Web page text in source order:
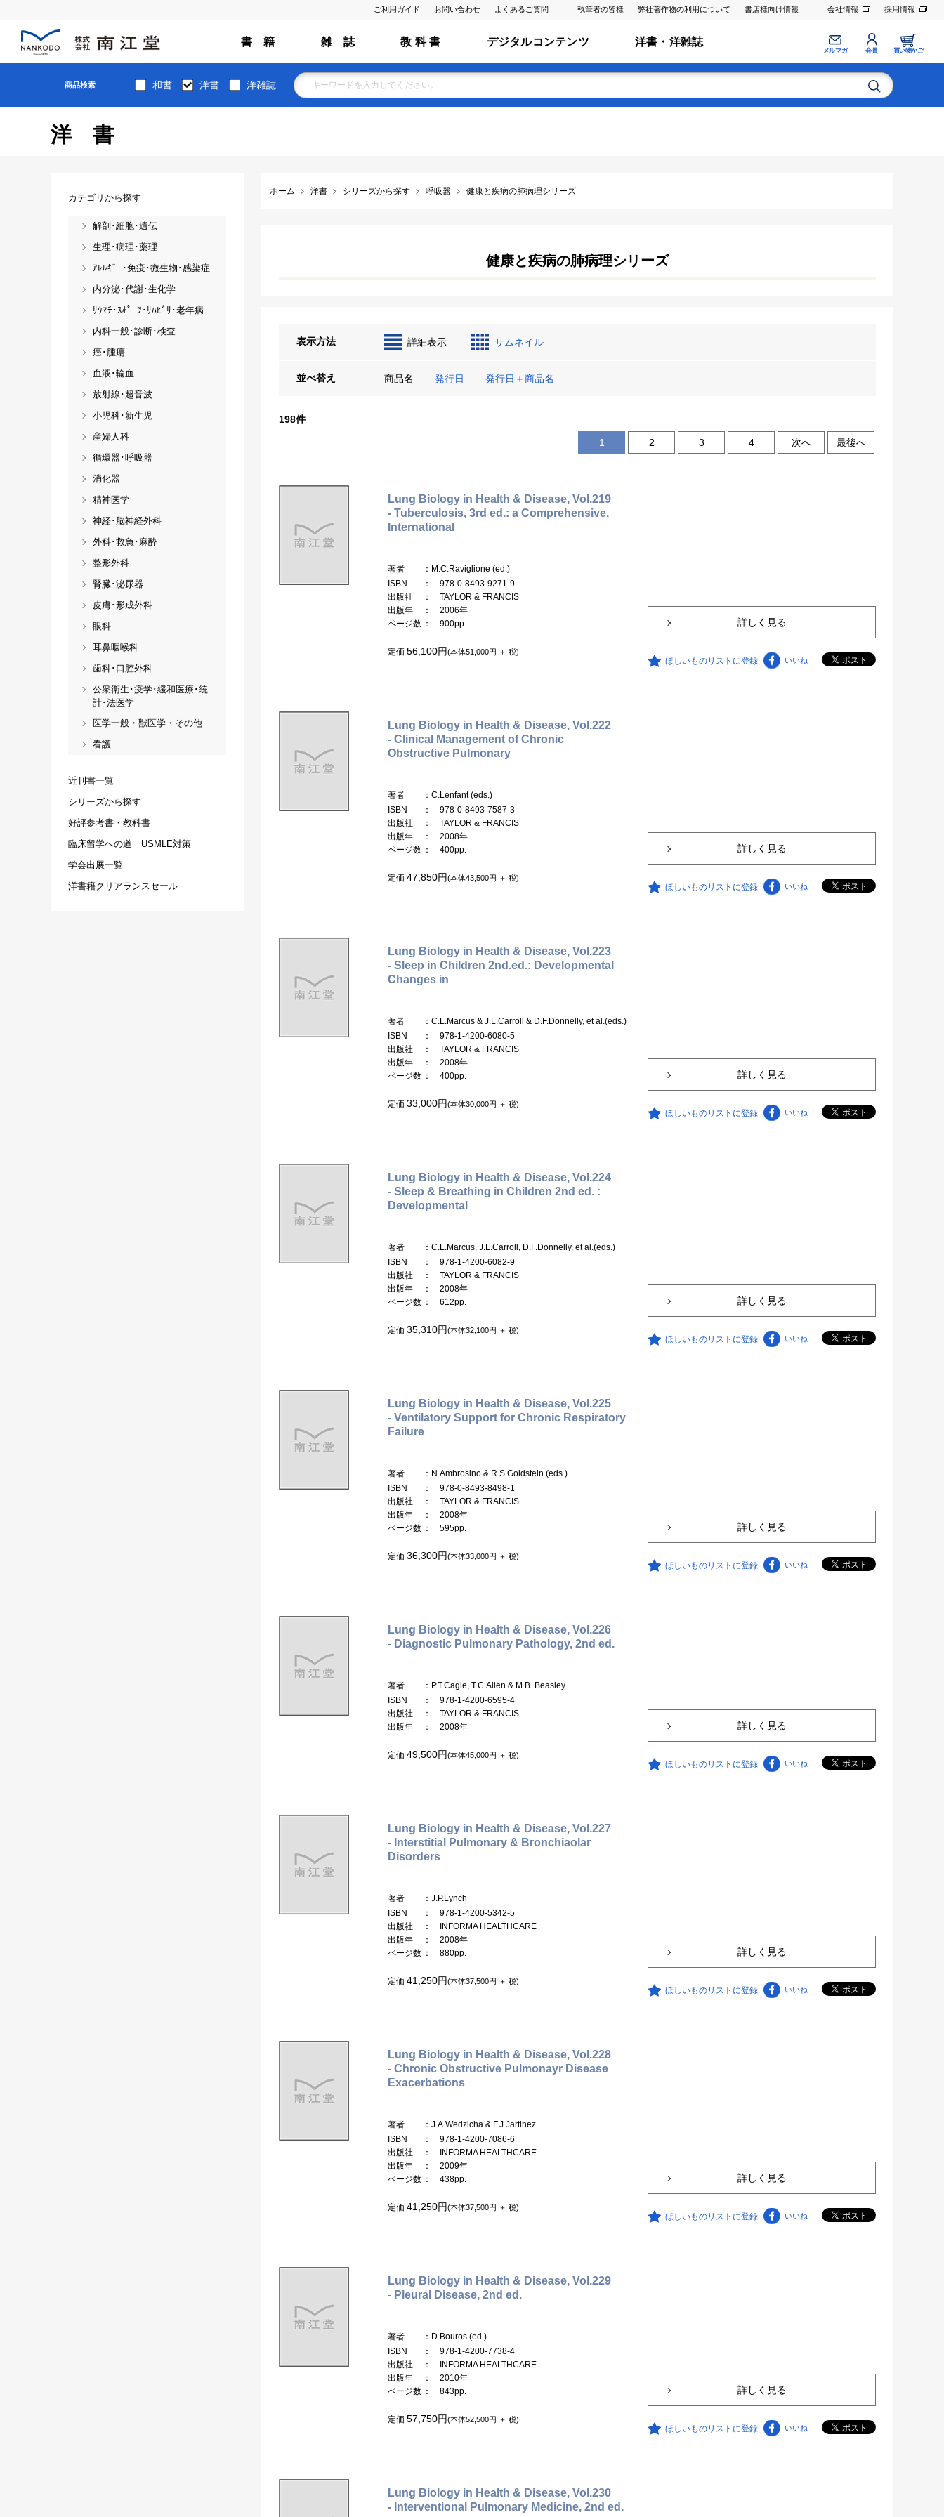
ご利用ガイド お問い合わせ よくあるご質問 執筆者の皆様 弊社著作物の利用について 書店様向け情報 会社情報 採用情報
書 籍 雑 誌 教 科 書 デジタルコンテンツ 洋書・洋雑誌
メルマガ 会員 買い物かご
商品検索 和書 洋書 洋雑誌
洋書
ホーム 洋書 シリーズから探す 呼吸器 健康と疾病の肺病理シリーズ
健康と疾病の肺病理シリーズ
表示方法 詳細表示 サムネイル
並べ替え 商品名 発行日 発行日＋商品名
198件
1 2 3 4 次へ 最後へ
Lung Biology in Health & Disease, Vol.219
- Tuberculosis, 3rd ed.: a Comprehensive,
International
著者
：M.C.Raviglione (ed.)
ISBN
： 978-0-8493-9271-9
出版社
： TAYLOR & FRANCIS
出版年
： 2006年
ページ数 ： 900pp.
定価 56,100円(本体51,000円 ＋ 税)
詳しく見る
ほしいものリストに登録 いいね
Lung Biology in Health & Disease, Vol.222
- Clinical Management of Chronic
Obstructive Pulmonary
著者
：C.Lenfant (eds.)
ISBN
： 978-0-8493-7587-3
出版社
： TAYLOR & FRANCIS
出版年
： 2008年
ページ数 ： 400pp.
定価 47,850円(本体43,500円 ＋ 税)
詳しく見る
ほしいものリストに登録 いいね
Lung Biology in Health & Disease, Vol.223
- Sleep in Children 2nd.ed.: Developmental
Changes in
著者
：C.L.Marcus & J.L.Carroll & D.F.Donnelly, et al.(eds.)
ISBN
： 978-1-4200-6080-5
出版社
： TAYLOR & FRANCIS
出版年
： 2008年
ページ数 ： 400pp.
定価 33,000円(本体30,000円 ＋ 税)
詳しく見る
ほしいものリストに登録 いいね
Lung Biology in Health & Disease, Vol.224
- Sleep & Breathing in Children 2nd ed. :
Developmental
著者
：C.L.Marcus, J.L.Carroll, D.F.Donnelly, et al.(eds.)
ISBN
： 978-1-4200-6082-9
出版社
： TAYLOR & FRANCIS
出版年
： 2008年
ページ数 ： 612pp.
定価 35,310円(本体32,100円 ＋ 税)
詳しく見る
ほしいものリストに登録 いいね
Lung Biology in Health & Disease, Vol.225
- Ventilatory Support for Chronic Respiratory
Failure
著者
：N.Ambrosino & R.S.Goldstein (eds.)
ISBN
： 978-0-8493-8498-1
出版社
： TAYLOR & FRANCIS
出版年
： 2008年
ページ数 ： 595pp.
定価 36,300円(本体33,000円 ＋ 税)
詳しく見る
ほしいものリストに登録 いいね
Lung Biology in Health & Disease, Vol.226
- Diagnostic Pulmonary Pathology, 2nd ed.
著者
：P.T.Cagle, T.C.Allen & M.B. Beasley
ISBN
： 978-1-4200-6595-4
出版社
： TAYLOR & FRANCIS
出版年
： 2008年
定価 49,500円(本体45,000円 ＋ 税)
詳しく見る
ほしいものリストに登録 いいね
Lung Biology in Health & Disease, Vol.227
- Interstitial Pulmonary & Bronchiaolar
Disorders
著者
：J.P.Lynch
ISBN
： 978-1-4200-5342-5
出版社
： INFORMA HEALTHCARE
出版年
： 2008年
ページ数 ： 880pp.
定価 41,250円(本体37,500円 ＋ 税)
詳しく見る
ほしいものリストに登録 いいね
Lung Biology in Health & Disease, Vol.228
- Chronic Obstructive Pulmonayr Disease
Exacerbations
著者
：J.A.Wedzicha & F.J.Jartinez
ISBN
： 978-1-4200-7086-6
出版社
： INFORMA HEALTHCARE
出版年
： 2009年
ページ数 ： 438pp.
定価 41,250円(本体37,500円 ＋ 税)
詳しく見る
ほしいものリストに登録 いいね
Lung Biology in Health & Disease, Vol.229
- Pleural Disease, 2nd ed.
著者
：D.Bouros (ed.)
ISBN
： 978-1-4200-7738-4
出版社
： INFORMA HEALTHCARE
出版年
： 2010年
ページ数 ： 843pp.
定価 57,750円(本体52,500円 ＋ 税)
詳しく見る
ほしいものリストに登録 いいね
Lung Biology in Health & Disease, Vol.230
- Interventional Pulmonary Medicine, 2nd ed.
カテゴリから探す
解剖･細胞･遺伝
生理･病理･薬理
ｱﾚﾙｷﾞｰ･免疫･微生物･感染症
内分泌･代謝･生化学
ﾘｳﾏﾁ･ｽﾎﾟｰﾂ･ﾘﾊﾋﾞﾘ･老年病
内科一般･診断･検査
癌･腫瘍
血液･輸血
放射線･超音波
小児科･新生児
産婦人科
循環器･呼吸器
消化器
精神医学
神経･脳神経外科
外科･救急･麻酔
整形外科
腎臓･泌尿器
皮膚･形成外科
眼科
耳鼻咽喉科
歯科･口腔外科
公衆衛生･疫学･緩和医療･統
計･法医学
医学一般・獣医学・その他
看護
近刊書一覧
シリーズから探す
好評参考書・教科書
臨床留学への道 USMLE対策
学会出展一覧
洋書籍クリアランスセール